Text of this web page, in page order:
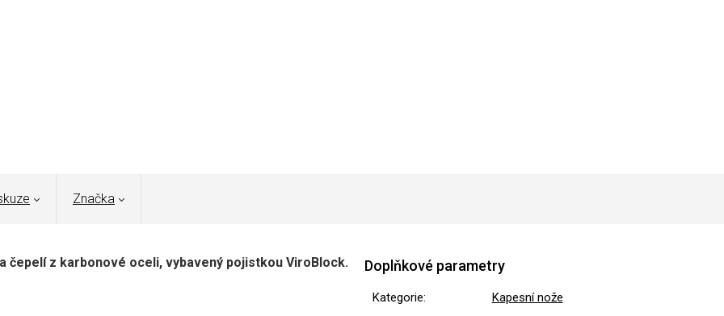
Značka
čepelí z karbonové oceli, vybavený pojistkou ViroBlock.
Doplňkové parametry
Kategorie: Kapesní nože